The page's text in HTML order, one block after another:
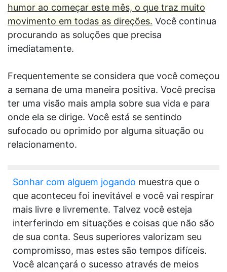
humor ao começar este mês, o que traz muito
movimento em todas as direções. Você continua
procurando as soluções que precisa
imediatamente.
Frequentemente se considera que você começou
a semana de uma maneira positiva. Você precisa
ter uma visão mais ampla sobre sua vida e para
onde ela se dirige. Você está se sentindo
sufocado ou oprimido por alguma situação ou
relacionamento.
Sonhar com alguem jogando muestra que o
que aconteceu foi inevitável e você vai respirar
mais livre e livremente. Talvez você esteja
interferindo em situações e coisas que não são
de sua conta. Seus superiores valorizam seu
compromisso, mas estes são tempos difíceis.
Você alcançará o sucesso através de meios